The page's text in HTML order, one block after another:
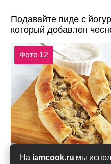
На iamcook.ru мы
Подавайте пиде с
который добавлен
Фото 12